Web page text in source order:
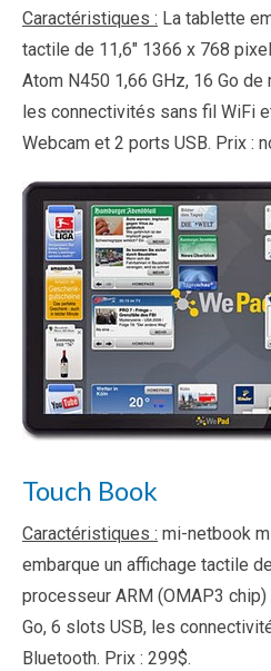
Caractéristiques : La tablette
tactile de 11,6″ 1366 x 768
Atom N450 1,66 GHz, 16 Go de
les connectivités sans fil WiFi
Webcam et 2 ports USB. Prix :
Touch Book
Caractéristiques : mi-netbook
embarque un affichage tactile
processeur ARM (OMAP3
Go, 6 slots USB, les
Bluetooth. Prix : 299$.